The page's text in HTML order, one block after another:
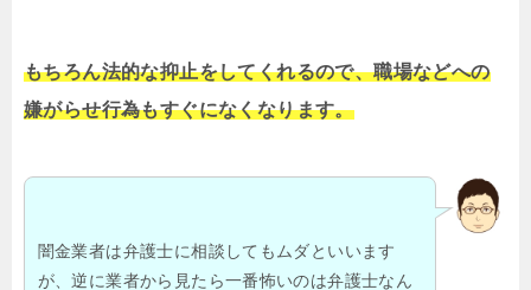
もちろん法的な抑止をしてくれるので、職場などへの
嫌がらせ行為もすぐになくなります。
闇金業者は弁護士に相談してもムダといいます
が、逆に業者から見たら一番怖いのは弁護士なん